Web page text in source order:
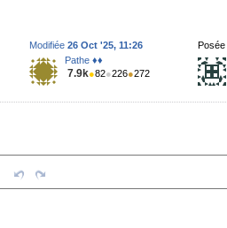
Posée
Modifiée 26 Oct '25, 11:26
Pathe ♦♦
7.9k●82●226●272